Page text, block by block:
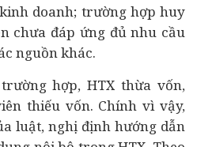
doanh; trường hợp huy
chưa đáp ứng đủ nhu cầu
nguồn khác.
hợp, HTX thừa vốn,
thiếu vốn. Chính vì vậy,
luật, nghị định hướng dẫn